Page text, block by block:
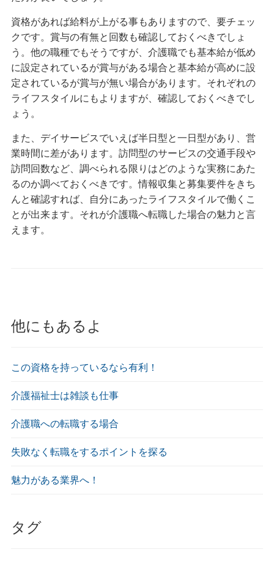
他にもあるよ
この資格を持っているなら有利！
介護福祉士は雑談も仕事
介護職への転職する場合
失敗なく転職をするポイントを探る
魅力がある業界へ！
タグ
資格があれば給料が上がる事もありますので、要チェッ
クです。賞与の有無と回数も確認しておくべきでしょ
う。他の職種でもそうですが、介護職でも基本給が低め
に設定されているが賞与がある場合と基本給が高めに設
定されているが賞与が無い場合があります。それぞれの
ライフスタイルにもよりますが、確認しておくべきでし
ょう。
また、デイサービスでいえば半日型と一日型があり、営
業時間に差があります。訪問型のサービスの交通手段や
訪問回数など、調べられる限りはどのような実務にあた
るのか調べておくべきです。情報収集と募集要件をきち
んと確認すれば、自分にあったライフスタイルで働くこ
とが出来ます。それが介護職へ転職した場合の魅力と言
えます。